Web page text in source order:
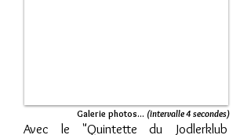
Galerie photos... (intervalle 4 secondes)
Avec le "Quintette du Jodlerklub